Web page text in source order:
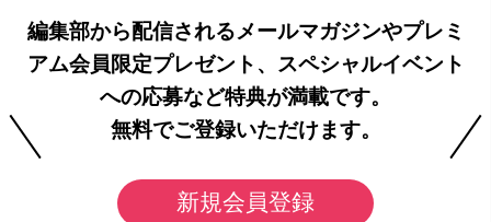
編集部から配信されるメールマガジンやプレミ
アム会員限定プレゼント、スペシャルイベント
への応募など特典が満載です。
無料でご登録いただけます。
新規会員登録